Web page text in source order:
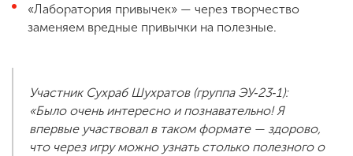
«Лаборатория привычек» — через творчество
заменяем вредные привычки на полезные.
Участник Сухраб Шухратов (группа ЭУ‑23‑1):
«Было очень интересно и познавательно! Я
впервые участвовал в таком формате — здорово,
что через игру можно узнать столько полезного о